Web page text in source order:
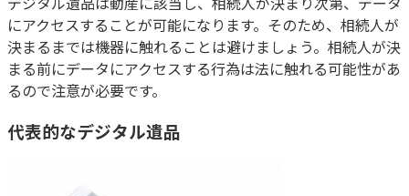
にアクセスすることが可能になります。そのため、相続人が
決まるまでは機器に触れることは避けましょう。相続人が決
まる前にデータにアクセスする行為は法に触れる可能性があ
るので注意が必要です。
代表的なデジタル遺品